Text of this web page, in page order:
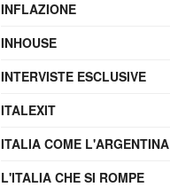
INFLAZIONE
INHOUSE
INTERVISTE ESCLUSIVE
ITALEXIT
ITALIA COME L'ARGENTINA
L'ITALIA CHE SI ROMPE